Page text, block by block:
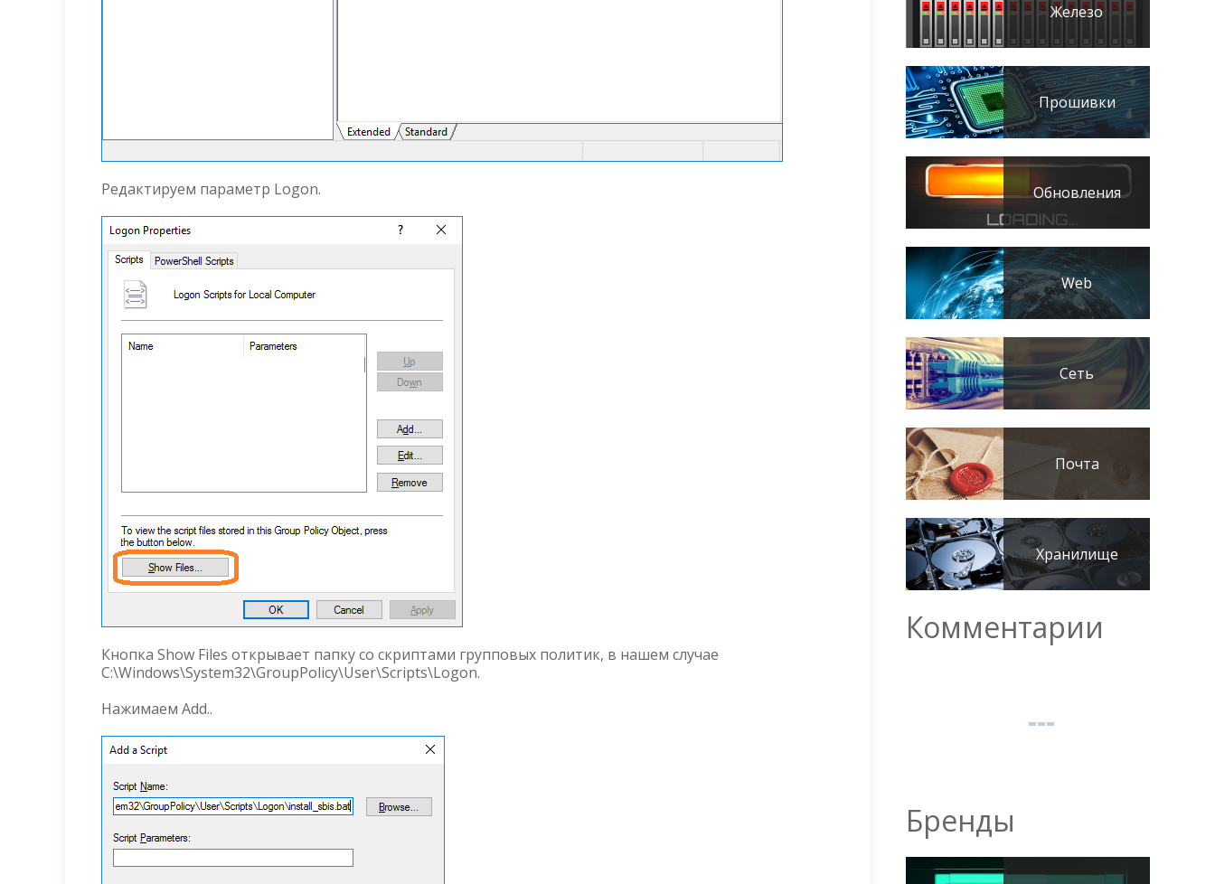
Редактируем параметр Logon.
Кнопка Show Files открывает папку со скриптами групповых политик, в нашем случае
C:\Windows\System32\GroupPolicy\User\Scripts\Logon.
Нажимаем Add..
Железо
Прошивки
Обновления
Web
Сеть
Почта
Хранилище
Комментарии
Бренды